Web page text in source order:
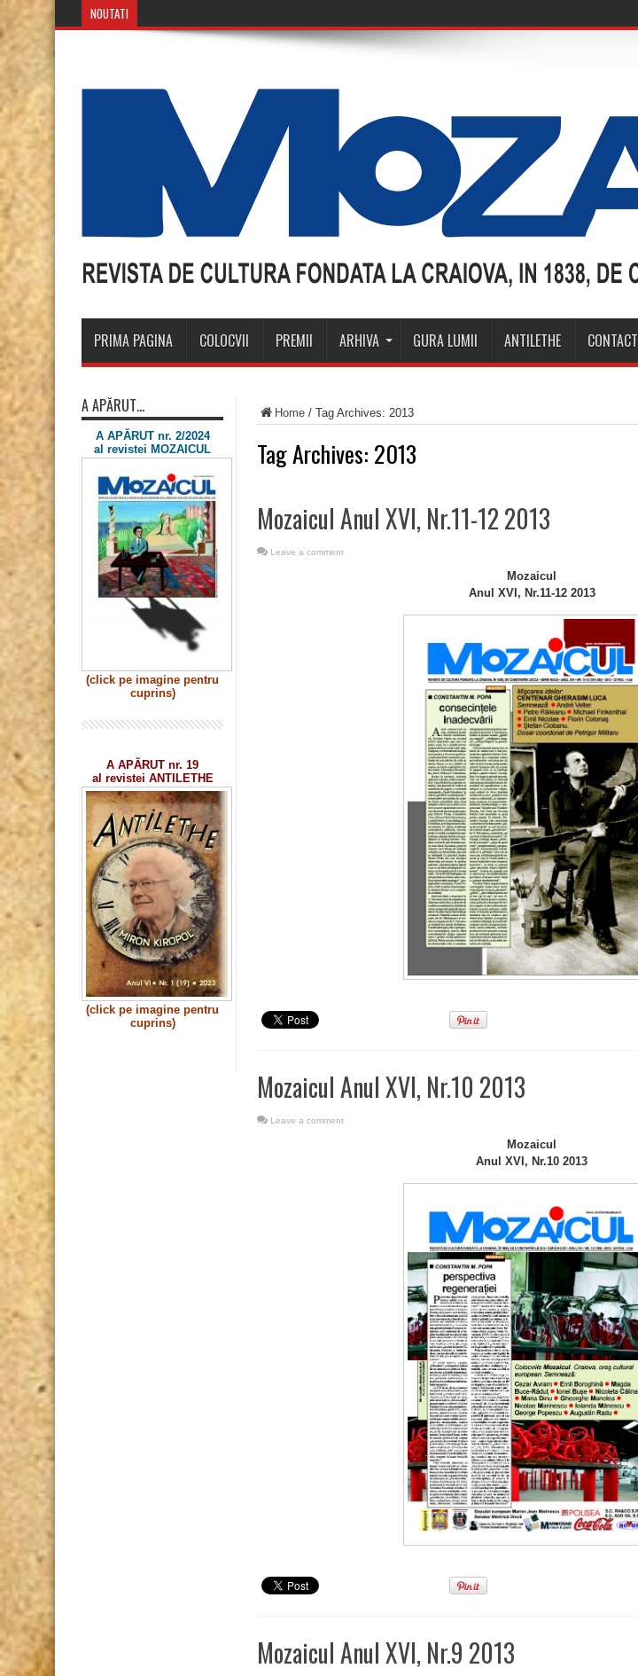
NOUTATI
PRIMA PAGINA COLOCVII PREMII ARHIVA GURA LUMII ANTILETHE CONTACT
Home / Tag Archives: 2013
Tag Archives: 2013
Mozaicul Anul XVI, Nr.11-12 2013
Leave a comment
Mozaicul
Anul XVI, Nr.11-12 2013
Mozaicul Anul XVI, Nr.10 2013
Leave a comment
Mozaicul
Anul XVI, Nr.10 2013
Mozaicul Anul XVI, Nr.9 2013
A APĂRUT…
A APĂRUT nr. 2/2024
al revistei MOZAICUL
(click pe imagine pentru
cuprins)
A APĂRUT nr. 19
al revistei ANTILETHE
(click pe imagine pentru
cuprins)